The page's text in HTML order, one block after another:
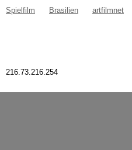
Spielfilm Brasilien artfilmnet
216.73.216.254